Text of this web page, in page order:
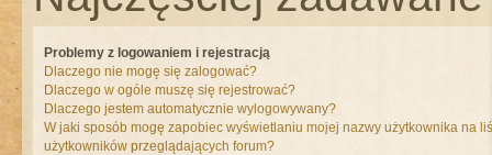
Problemy z logowaniem i rejestracją
Dlaczego nie mogę się zalogować?
Dlaczego w ogóle muszę się rejestrować?
Dlaczego jestem automatycznie wylogowywany?
W jaki sposób mogę zapobiec wyświetlaniu mojej nazwy użytkownika na
użytkowników przeglądających forum?